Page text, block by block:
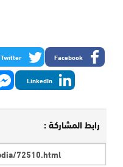
Facebook
Twitter
LinkedIn
رابط المشاركة :